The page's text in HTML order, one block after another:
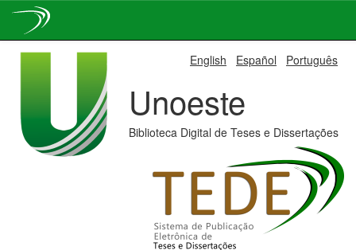
English Español Português
Unoeste
Biblioteca Digital de Teses e Dissertações